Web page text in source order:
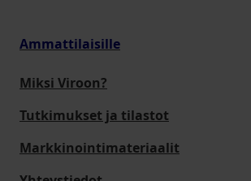
Ammattilaisille
Miksi Viroon?
Tutkimukset ja tilastot
Markkinointimateriaalit